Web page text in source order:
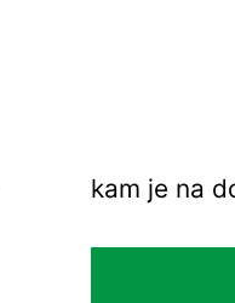
kam je na